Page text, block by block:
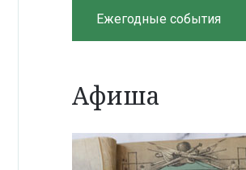
Ежегодные события
Афиша